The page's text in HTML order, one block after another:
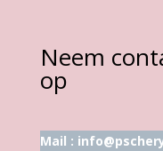
Neem
op
Mail :